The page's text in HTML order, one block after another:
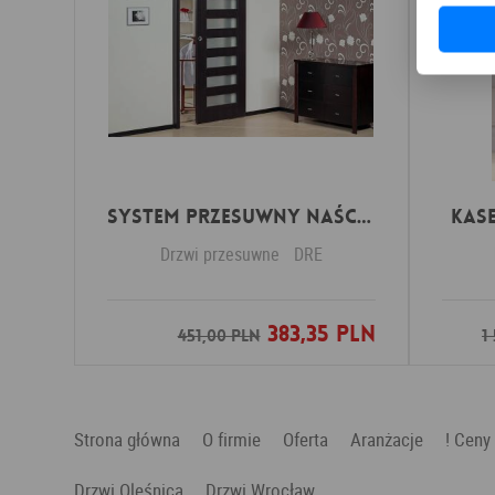
SYSTEM PRZESUWNY NAŚCIENNY DRE
Drzwi przesuwne DRE
451,00 PLN383,35 PLN
Dodaj do ulubionych 1
Strona główna O firmie Oferta Aranżacje !